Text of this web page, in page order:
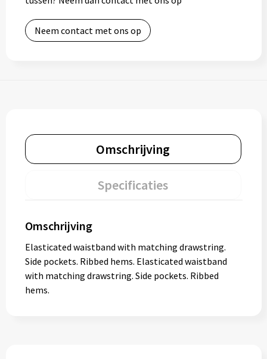
Neem contact met ons op
Omschrijving
Specificaties
Omschrijving
Elasticated waistband with matching drawstring.
Side pockets. Ribbed hems. Elasticated waistband
with matching drawstring. Side pockets. Ribbed
hems.